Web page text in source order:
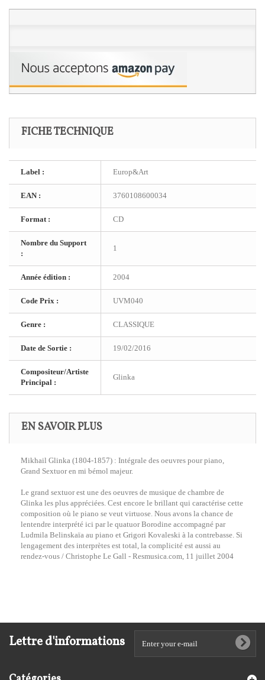
FICHE TECHNIQUE
Label : Europ&Art
EAN : 3760108600034
Format : CD
Nombre du Support
:
1
Année édition : 2004
Code Prix : UVM040
Genre : CLASSIQUE
Date de Sortie : 19/02/2016
Compositeur/Artiste
Principal :
Glinka
EN SAVOIR PLUS
Mikhail Glinka (1804-1857) : Intégrale des oeuvres pour piano,
Grand Sextuor en mi bémol majeur.
Le grand sextuor est une des oeuvres de musique de chambre de
Glinka les plus appréciées. Cest encore le brillant qui caractérise cette
composition où le piano se veut virtuose. Nous avons la chance de
lentendre interprété ici par le quatuor Borodine accompagné par
Ludmila Belinskaïa au piano et Grigori Kovaleski à la contrebasse. Si
lengagement des interprètes est total, la complicité est aussi au
rendez-vous / Christophe Le Gall - Resmusica.com, 11 juillet 2004
Lettre d'informations